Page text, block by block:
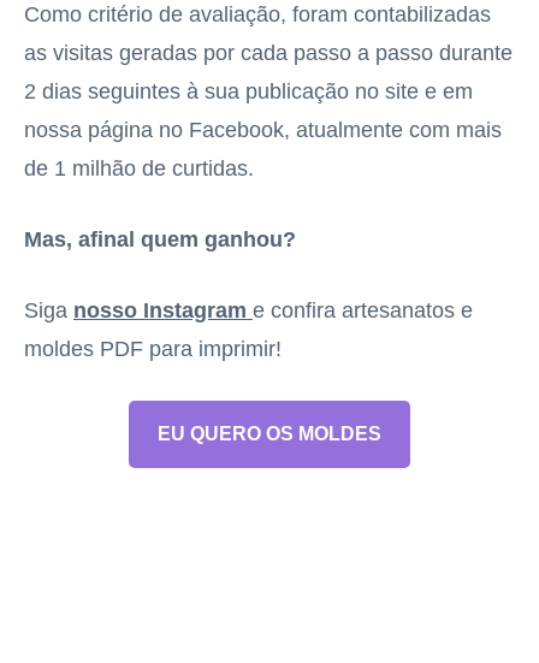
Como critério de avaliação, foram contabilizadas
as visitas geradas por cada passo a passo durante
2 dias seguintes à sua publicação no site e em
nossa página no Facebook, atualmente com mais
de 1 milhão de curtidas.
Mas, afinal quem ganhou?
Siga nosso Instagram e confira artesanatos e
moldes PDF para imprimir!
EU QUERO OS MOLDES